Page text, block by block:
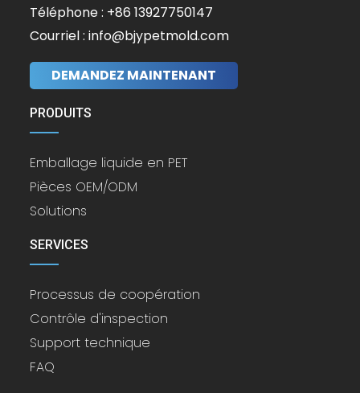
Téléphone : +86 13927750147
Courriel : info@bjypetmold.com
DEMANDEZ MAINTENANT
PRODUITS
Emballage liquide en PET
Pièces OEM/ODM
Solutions
SERVICES
Processus de coopération
Contrôle d'inspection
Support technique
FAQ